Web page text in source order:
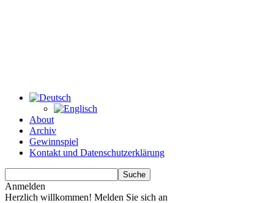
About
Archiv
Gewinnspiel
Kontakt und Datenschutzerklärung
Anmelden
Herzlich willkommen! Melden Sie sich an